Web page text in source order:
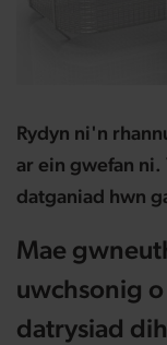
Rydyn ni'n
ar ein gwefan
datganiad hwn
Mae
uwchsonig
datrysiad